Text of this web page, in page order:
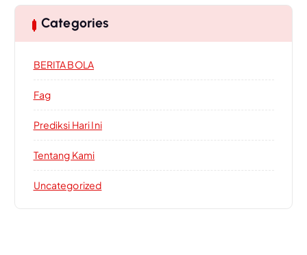
Categories
BERITA BOLA
Fag
Prediksi Hari Ini
Tentang Kami
Uncategorized